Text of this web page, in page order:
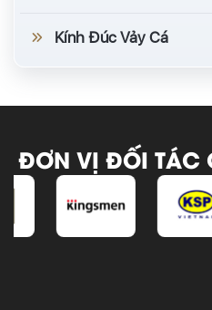
Kính Đúc Vảy Cá
ĐƠN VỊ ĐỐI TÁC